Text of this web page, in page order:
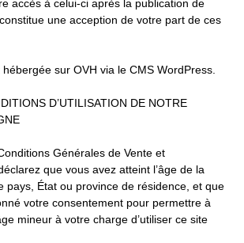
accès à celui-ci après la publication de
une acception de votre part de ces
sur OVH via le CMS WordPress.
D’UTILISATION DE NOTRE
Générales de Vente et
que vous avez atteint l’âge de la
pays, État ou province de résidence, et que
votre consentement pour permettre à
mineur à votre charge d’utiliser ce site